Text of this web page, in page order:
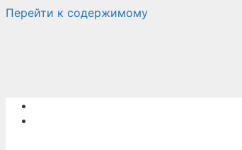
Перейти к содержимому